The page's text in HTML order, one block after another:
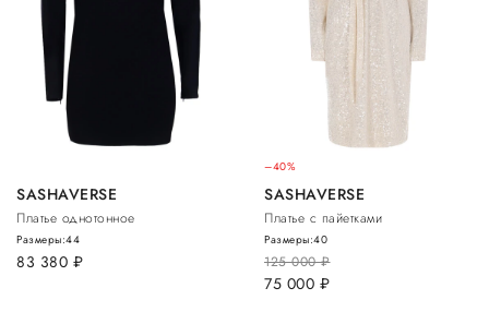
SASHAVERSE
Платье однотонное
83 380 руб.
Размеры:44
–40%
SASHAVERSE
Платье с пайетками
125 000руб.
75 000 руб.
Размеры:40